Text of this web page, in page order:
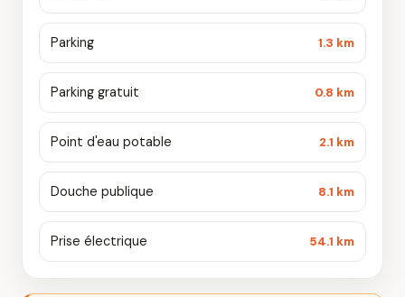
Parking 1.3 km
Parking gratuit 0.8 km
Point d'eau potable 2.1 km
Douche publique 8.1 km
Prise électrique 54.1 km